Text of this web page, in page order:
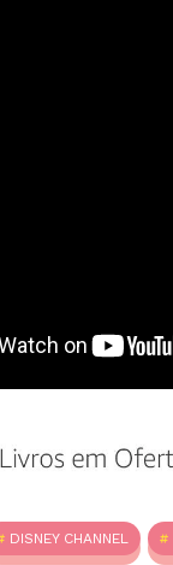
DISNEY CHANNEL